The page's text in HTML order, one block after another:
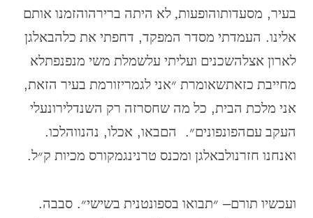
בעיר,מסעדותוהופעות, לא היתה ברירהוהזמנו אותם
אלינו.העמדתי מסדר המפקד,דחפתי את כלהבאלגן
לארון אצלהשכנים ועליתי עלשמלת משי מנפנפתלא
מחייבת כזאתשאומרת ״אני לגמריזורמת בעיר הזאת,
אני מלכת הבית,כל מה שחסרזה רק השנדלירונעלי
העקב עםהפונפונים״.הםבאו,אכלו,נהנווהלכו.
ואנחנו חזרנולבאלגן ומכנס טרנינגמקורס מכיות ק״ל.
ועכשיו תורם–״תבואו בספונטנית בשישי״.סבבה.